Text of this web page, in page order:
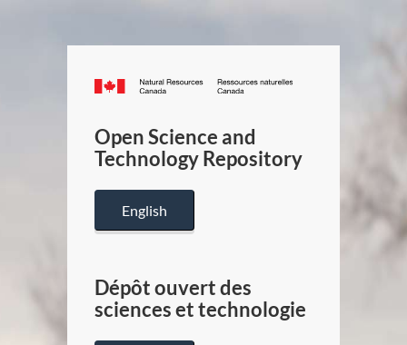
Canada.ca
/
Canada
Open Science and
Technology Repository
English
Dépôt ouvert des
sciences et technologie